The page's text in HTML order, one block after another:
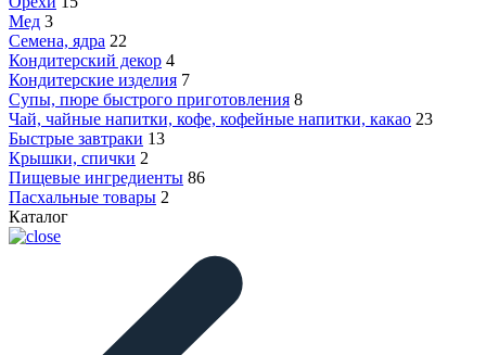
Мед 3
Семена, ядра 22
Кондитерский декор 4
Кондитерские изделия 7
Супы, пюре быстрого приготовления 8
Чай, чайные напитки, кофе, кофейные напитки, какао 23
Быстрые завтраки 13
Крышки, спички 2
Пищевые ингредиенты 86
Пасхальные товары 2
Каталог